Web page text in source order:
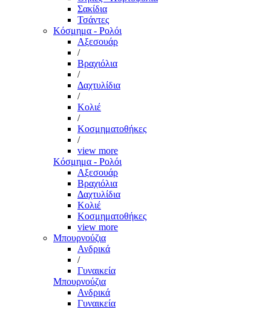
Σακίδια
Τσάντες
Κόσμημα - Ρολόι
Αξεσουάρ
/
Βραχιόλια
/
Δαχτυλίδια
/
Κολιέ
/
Κοσμηματοθήκες
/
view more
Κόσμημα - Ρολόι
Αξεσουάρ
Βραχιόλια
Δαχτυλίδια
Κολιέ
Κοσμηματοθήκες
view more
Μπουρνούζια
Ανδρικά
/
Γυναικεία
Μπουρνούζια
Ανδρικά
Γυναικεία